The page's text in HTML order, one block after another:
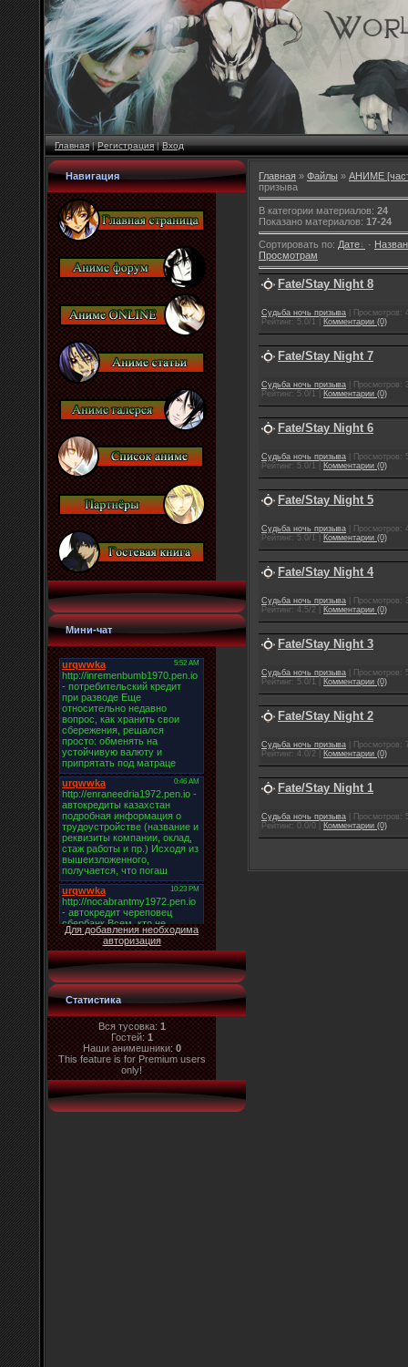
Главная|Регистрация|Вход
Навигация
Мини-чат
Для добавления необходима
авторизация
Статистика
Вся тусовка:1
Гостей:1
Наши анимешники:0
This feature is for Premium users
only!
Главная » Файлы » АНИМЕ
призыва
В категории материалов: 24
Показано материалов: 17-24
Сортировать по: Дате ·
Просмотрам
Fate/Stay Night 8
Cудьба ночь призыва | Просмотров:
Рейтинг: 5.0/1 | Комментарии (0)
Fate/Stay Night 7
Cудьба ночь призыва | Просмотров:
Рейтинг: 5.0/1 | Комментарии (0)
Fate/Stay Night 6
Cудьба ночь призыва | Просмотров:
Рейтинг: 5.0/1 | Комментарии (0)
Fate/Stay Night 5
Cудьба ночь призыва | Просмотров:
Рейтинг: 5.0/1 | Комментарии (0)
Fate/Stay Night 4
Cудьба ночь призыва | Просмотров:
Рейтинг: 4.5/2 | Комментарии (0)
Fate/Stay Night 3
Cудьба ночь призыва | Просмотров:
Рейтинг: 5.0/1 | Комментарии (0)
Fate/Stay Night 2
Cудьба ночь призыва | Просмотров:
Рейтинг: 4.0/2 | Комментарии (0)
Fate/Stay Night 1
Cудьба ночь призыва | Просмотров:
Рейтинг: 0.0/0 | Комментарии (0)